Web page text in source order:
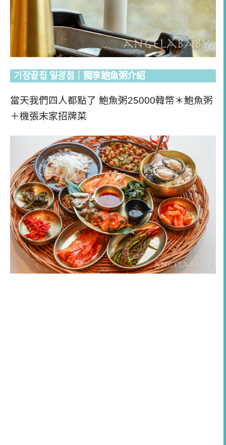
기장끝집 일광점｜獨享鮑魚粥介紹
當天我們四人都點了 鮑魚粥25000韓幣＊鮑魚粥
＋機張末家招牌菜